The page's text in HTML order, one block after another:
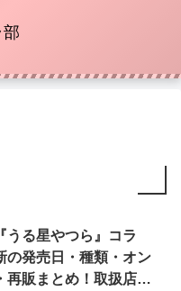
うる星やつら』コラ
の発売日・種類・オン
再販まとめ！取扱店は